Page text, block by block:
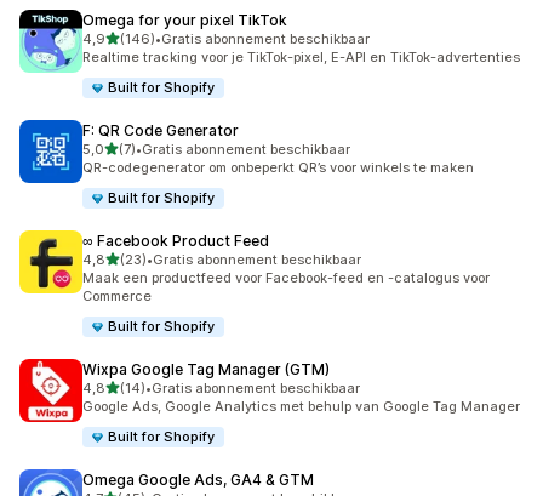
Omega for your pixel TikTok
4,9van 5 sterren
(146)
146 recensies in totaal
•Gratis abonnement beschikbaar
Realtime tracking voor je TikTok-pixel, E-API en TikTok-advertenties
Built for Shopify
F: QR Code Generator
5,0van 5 sterren
(7)
7 recensies in totaal
•Gratis abonnement beschikbaar
QR-codegenerator om onbeperkt QR’s voor winkels te maken
Built for Shopify
∞ Facebook Product Feed
4,8van 5 sterren
(23)
23 recensies in totaal
•Gratis abonnement beschikbaar
Maak een productfeed voor Facebook-feed en -catalogus voor
Commerce
Built for Shopify
Wixpa Google Tag Manager (GTM)
4,8van 5 sterren
(14)
14 recensies in totaal
•Gratis abonnement beschikbaar
Google Ads, Google Analytics met behulp van Google Tag Manager
Built for Shopify
Omega Google Ads, GA4 & GTM